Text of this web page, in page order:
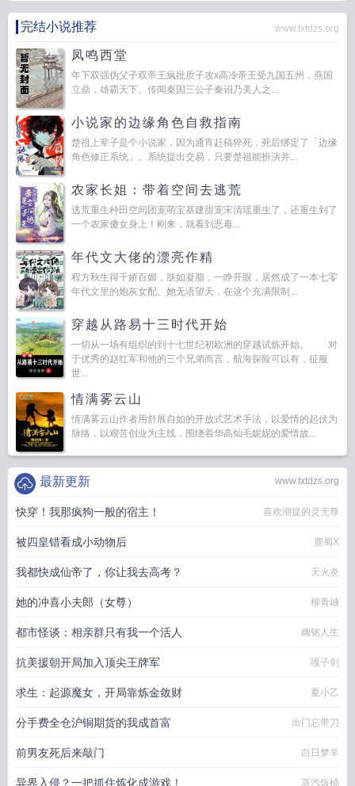
完结小说推荐 www.txtdzs.org
凤鸣西堂
年下双强伪父子双帝王疯批质子攻x高冷帝王受九国五州，燕国
立鼎，雄霸天下。传闻秦国三公子秦诏乃美人之...
小说家的边缘角色自救指南
楚祖上辈子是个小说家，因为通宵赶稿猝死，死后绑定了「边缘
角色修正系统」。系统提出交易，只要楚祖能扮演并...
农家长姐：带着空间去逃荒
逃荒重生种田空间团宠萌宝基建甜宠宋清瑶重生了，还重生到了
一个农家傻女身上！刚来，就看到恶毒...
年代文大佬的漂亮作精
程方秋生得千娇百媚，肤如凝脂，一睁开眼，居然成了一本七零
年代文里的炮灰女配。她无语望天，在这个充满限制...
穿越从路易十三时代开始
一切从一场有组织的到十七世纪初欧洲的穿越试炼开始。 对
于优秀的赵红军和他的三个兄弟而言，航海探险可以有，征服
世...
情满雾云山
情满雾云山作者用舒展自如的开放式艺术手法，以爱情的起伏为
脉络，以艰苦创业为主线，围绕着华高灿毛妮妮的爱情故...
www.txtdzs.org
最新更新
快穿！我那疯狗一般的宿主！ 喜欢潮提的灵无尊
被四皇错看成小动物后 鹿蜀X
我都快成仙帝了，你让我去高考？ 天火炎
她的冲喜小夫郎（女尊） 柳青岫
都市怪谈：相亲群只有我一个活人 幽铭人生
抗美援朝开局加入顶尖王牌军 嘎子剑
求生：起源魔女，开局靠炼金敛财 夏小乙
分手费全仓沪铜期货的我成首富 出门忘带刀
前男友死后来敲门 白日梦羊
异界入侵？一把抓住炼化成游戏！ 蒸汽饭桶